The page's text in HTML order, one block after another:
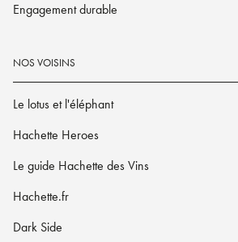
Engagement durable
NOS VOISINS
Le lotus et l'éléphant
Hachette Heroes
Le guide Hachette des Vins
Hachette.fr
Dark Side